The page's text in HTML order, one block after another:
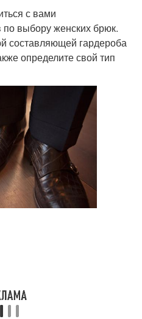
с вами
выбору женских брюк.
составляющей гардероба
определите свой тип